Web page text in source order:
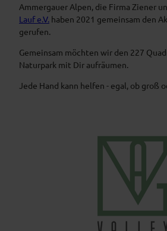
Ammergauer Alpen, die Firma Ziener
Lauf e.V. haben 2021 gemeinsam den
gerufen.
Gemeinsam möchten wir den 227
Naturpark mit Dir aufräumen.
Jede Hand kann helfen - egal, ob groß